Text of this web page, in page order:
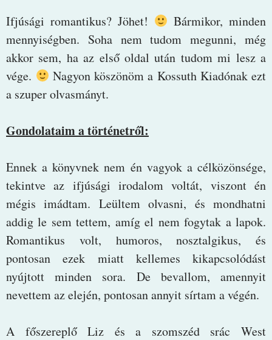
Ifjúsági romantikus? Jöhet!
Bármikor, minden
mennyiségben. Soha nem tudom megunni, még
akkor sem, ha az első oldal után tudom mi lesz a
vége.
Nagyon köszönöm a Kossuth Kiadónak ezt
a szuper olvasmányt.
Gondolataim a történetről:
Ennek a könyvnek nem én vagyok a célközönsége,
tekintve az ifjúsági irodalom voltát, viszont én
mégis imádtam. Leültem olvasni, és mondhatni
addig le sem tettem, amíg el nem fogytak a lapok.
Romantikus volt, humoros, nosztalgikus, és
pontosan ezek miatt kellemes kikapcsolódást
nyújtott minden sora. De bevallom, amennyit
nevettem az elején, pontosan annyit sírtam a végén.
A főszereplő Liz és a szomszéd srác West